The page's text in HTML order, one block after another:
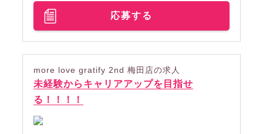
応募する
more love gratify 2nd 梅田店の求人
未経験からキャリアアップを目指せ
る！！！！